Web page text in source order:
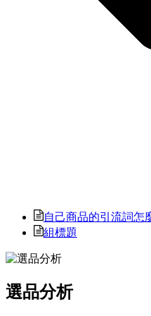
自己商品的引流詞怎
組標題
選品分析